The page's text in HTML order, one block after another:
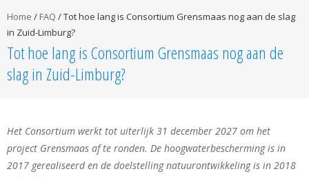
Home / FAQ /Tot hoe lang is Consortium Grensmaas nog aan de slag
in Zuid-Limburg?
Tot hoe lang is Consortium Grensmaas nog aan de
slag in Zuid-Limburg?
Het Consortium werkt tot uiterlijk 31 december 2027 om het
project Grensmaas af te ronden. De hoogwaterbescherming is in
2017 gerealiseerd en de doelstelling natuurontwikkeling is in 2018